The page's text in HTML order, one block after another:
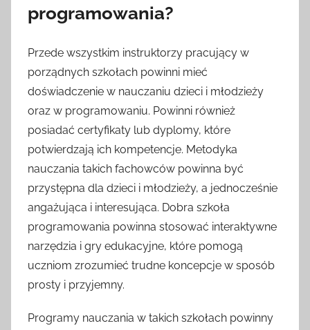
programowania?
Przede wszystkim instruktorzy pracujący w
porządnych szkołach powinni mieć
doświadczenie w nauczaniu dzieci i młodzieży
oraz w programowaniu. Powinni również
posiadać certyfikaty lub dyplomy, które
potwierdzają ich kompetencje. Metodyka
nauczania takich fachowców powinna być
przystępna dla dzieci i młodzieży, a jednocześnie
angażująca i interesująca. Dobra szkoła
programowania powinna stosować interaktywne
narzędzia i gry edukacyjne, które pomogą
uczniom zrozumieć trudne koncepcje w sposób
prosty i przyjemny.
Programy nauczania w takich szkołach powinny